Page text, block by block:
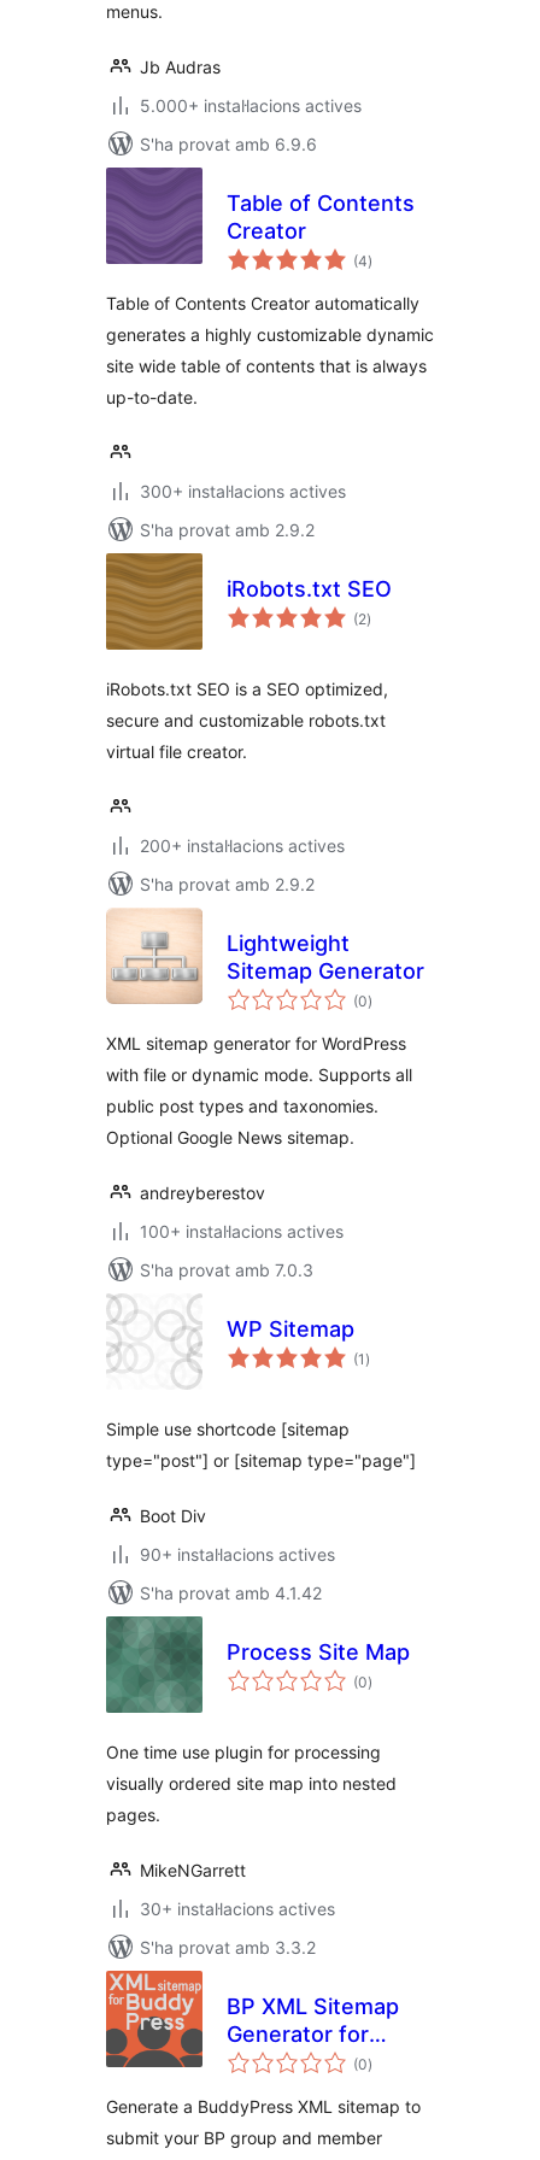
menus.
Jb Audras
5.000+ instal·lacions actives
S'ha provat amb 6.9.6
Table of Contents
Creator
(4puntuacions
totals
)
Table of Contents Creator automatically
generates a highly customizable dynamic
site wide table of contents that is always
up-to-date.
300+ instal·lacions actives
S'ha provat amb 2.9.2
iRobots.txt SEO
(2puntuacions
totals
)
iRobots.txt SEO is a SEO optimized,
secure and customizable robots.txt
virtual file creator.
200+ instal·lacions actives
S'ha provat amb 2.9.2
Lightweight
Sitemap Generator
(0puntuacions
totals
)
XML sitemap generator for WordPress
with file or dynamic mode. Supports all
public post types and taxonomies.
Optional Google News sitemap.
andreyberestov
100+ instal·lacions actives
S'ha provat amb 7.0.3
WP Sitemap
(1 puntuacions
totals
)
Simple use shortcode [sitemap
type="post"] or [sitemap type="page"]
Boot Div
90+ instal·lacions actives
S'ha provat amb 4.1.42
Process Site Map
(0puntuacions
totals
)
One time use plugin for processing
visually ordered site map into nested
pages.
MikeNGarrett
30+ instal·lacions actives
S'ha provat amb 3.3.2
BP XML Sitemap
Generator for
Buddypress by
(0puntuacions
totals
)
Generate a BuddyPress XML sitemap to
submit your BP group and member